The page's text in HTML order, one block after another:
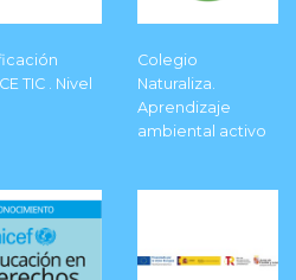
TIC . Nivel
Colegio
Naturaliza.
Aprendizaje
ambiental activo